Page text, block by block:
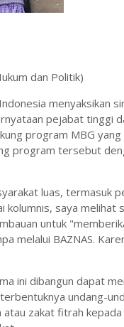
dan Politik)
menyaksikan
pejabat tinggi
program MBG
program tersebut
luas, termasuk
kolumnis, saya melihat
untuk
melalui BAZNAS.
ini dibangun dapat
undang-
zakat fitrah